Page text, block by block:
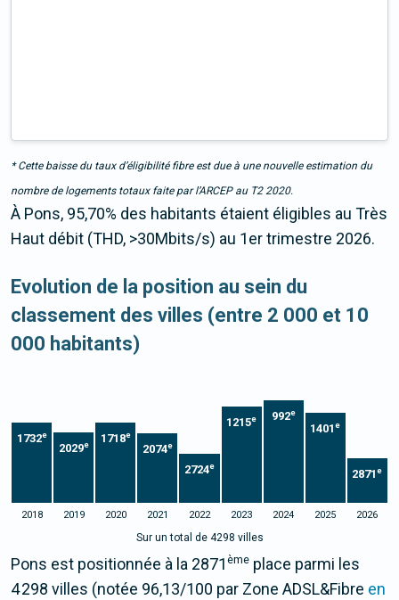
* Cette baisse du taux d’éligibilité fibre est due à une nouvelle estimation du
nombre de logements totaux faite par l’ARCEP au T2 2020.
À Pons, 95,70% des habitants étaient éligibles au Très
Haut débit (THD, >30Mbits/s) au 1er trimestre 2026.
Evolution de la position au sein du
classement des villes (entre 2 000 et 10
000 habitants)
1732e
2029e 1718e
2074e
2724e
1215e 992e
1401e
2871e
2018 2019 2020 2021 2022 2023 2024 2025 2026
Sur un total de 4298 villes
Pons est positionnée à la 2871 ème place parmi les
4 298 villes (notée 96,13/100 par Zone ADSL&Fibre en